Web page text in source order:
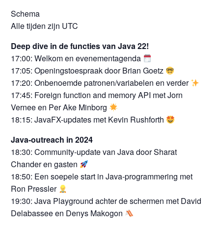
Schema
Alle tijden zijn UTC
Deep dive in de functies van Java 22!
17:00: Welkom en evenementagenda
17:05: Openingstoespraak door Brian Goetz
17:20: Onbenoemde patronen/variabelen en verder
17:45: Foreign function and memory API met Jorn
Vernee en Per Ake Minborg
18:15: JavaFX-updates met Kevin Rushforth
Java-outreach in 2024
18:30: Community-update van Java door Sharat
Chander en gasten
18:50: Een soepele start in Java-programmering met
Ron Pressler
19:30: Java Playground achter de schermen met David
Delabassee en Denys Makogon